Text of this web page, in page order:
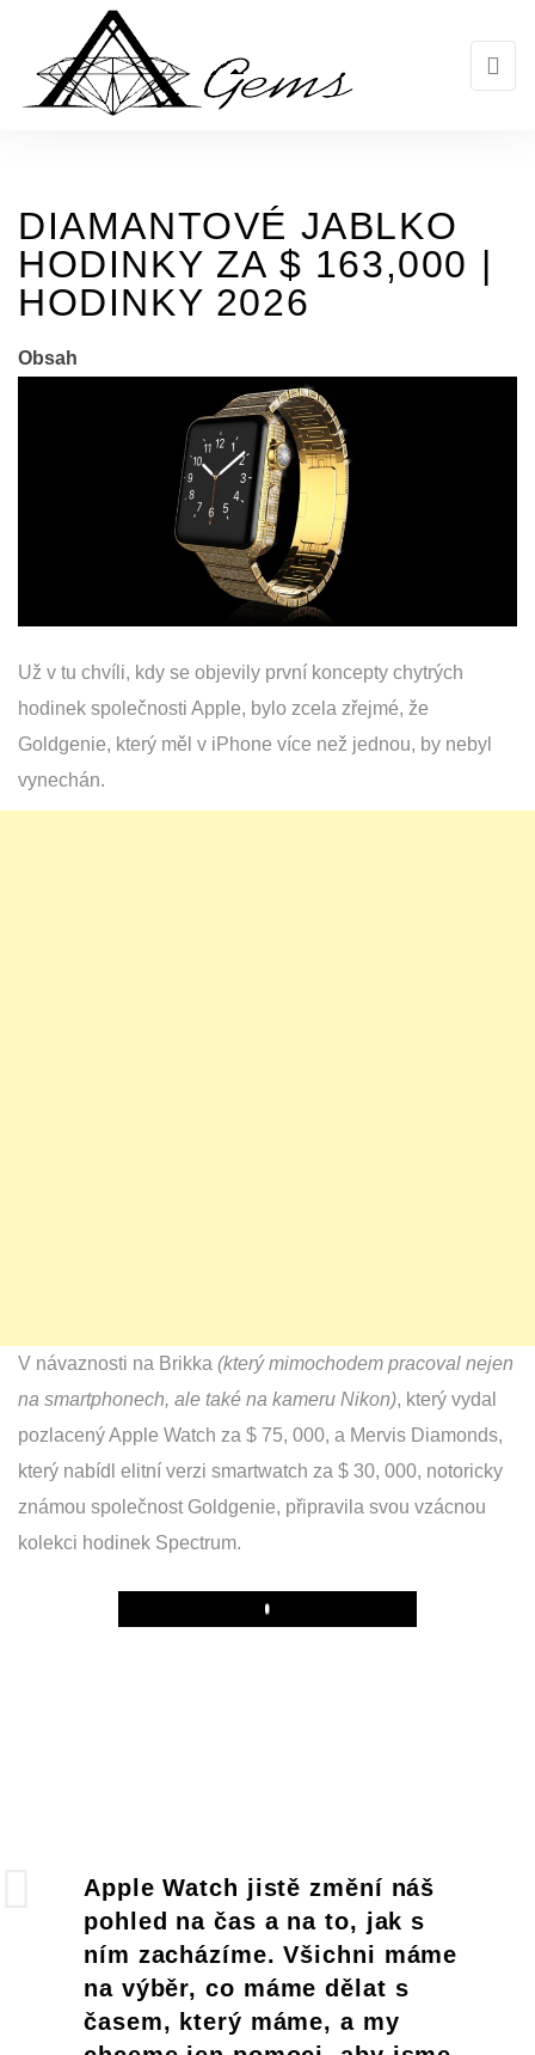
DIAMANTOVÉ JABLKO
HODINKY ZA $ 163,000 |
HODINKY 2026
Obsah
Už v tu chvíli, kdy se objevily první koncepty chytrých
hodinek společnosti Apple, bylo zcela zřejmé, že
Goldgenie, který měl v iPhone více než jednou, by nebyl
vynechán.
V návaznosti na Brikka (který mimochodem pracoval nejen
na smartphonech, ale také na kameru Nikon), který vydal
pozlacený Apple Watch za $ 75, 000, a Mervis Diamonds,
který nabídl elitní verzi smartwatch za $ 30, 000, notoricky
známou společnost Goldgenie, připravila svou vzácnou
kolekci hodinek Spectrum.
Play
Apple Watch jistě změní náš
pohled na čas a na to, jak s
ním zacházíme. Všichni máme
na výběr, co máme dělat s
časem, který máme, a my